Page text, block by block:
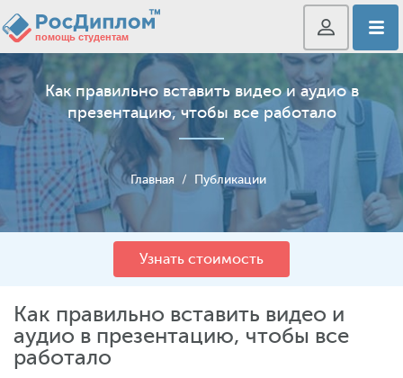
Как правильно вставить видео и аудио в
презентацию, чтобы все работало
Главная / Публикации
Узнать стоимость
Как правильно вставить видео и
аудио в презентацию, чтобы все
работало